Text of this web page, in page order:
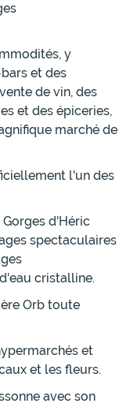
y
et des
de vin, des
et des épiceries,
marché de
l'un des
d'Héric
spectaculaires
cristalline.
Orb toute
et
et les fleurs.
avec son